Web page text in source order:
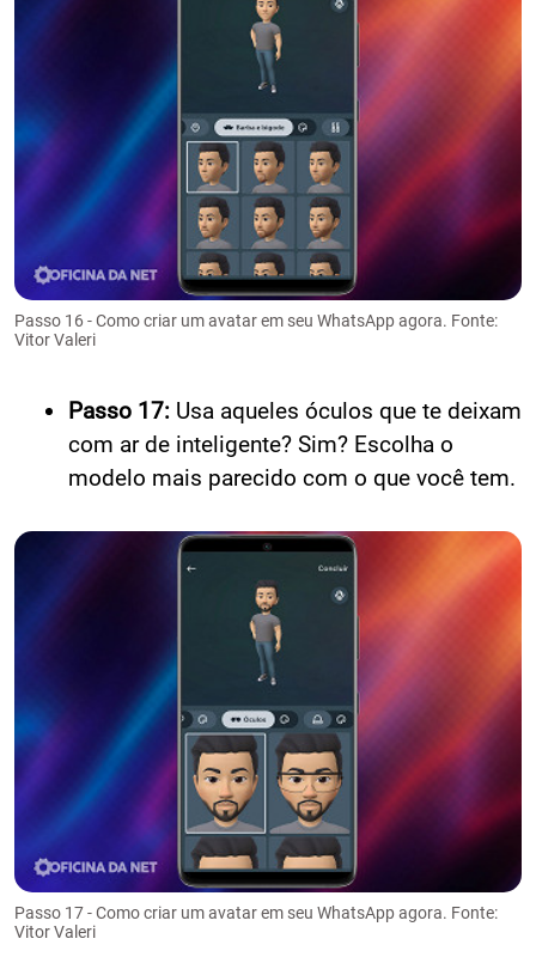
Passo 16 - Como criar um avatar em seu WhatsApp agora. Fonte:
Vitor Valeri
Passo 17: Usa aqueles óculos que te deixam
com ar de inteligente? Sim? Escolha o
modelo mais parecido com o que você tem.
Passo 17 - Como criar um avatar em seu WhatsApp agora. Fonte:
Vitor Valeri